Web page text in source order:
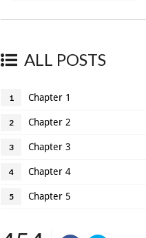
ALL POSTS
1 Chapter 1
2 Chapter 2
3 Chapter 3
4 Chapter 4
5 Chapter 5